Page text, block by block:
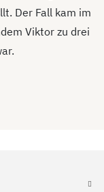
Der Fall kam im
Viktor zu drei